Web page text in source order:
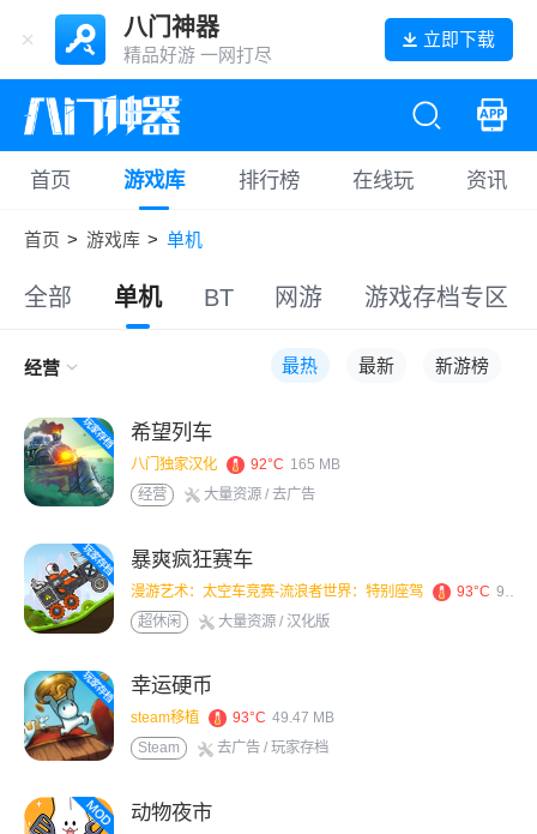
八门神器
精品好游 一网打尽
立即下载
首页 游戏库 排行榜 在线玩 资讯
首页 > 游戏库 > 单机
全部 单机 BT 网游 游戏存档专区
经营 最热 最新 新游榜
希望列车
八门独家汉化 92°C 165 MB
经营
大量资源 / 去广告
暴爽疯狂赛车
漫游艺术：太空车竞赛-流浪者世界：特别座驾 93°C
超休闲
大量资源 / 汉化版
幸运硬币
steam移植 93°C 49.47 MB
Steam
去广告 / 玩家存档
动物夜市